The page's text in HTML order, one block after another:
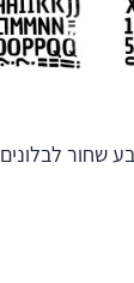
שחור לבלונים